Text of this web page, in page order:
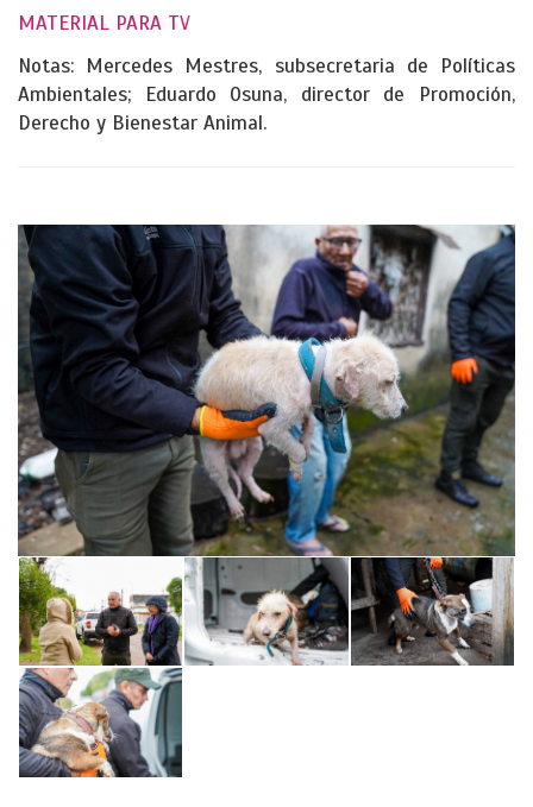
MATERIAL PARA TV
Notas: Mercedes Mestres, subsecretaria de Políticas
Ambientales; Eduardo Osuna, director de Promoción,
Derecho y Bienestar Animal.